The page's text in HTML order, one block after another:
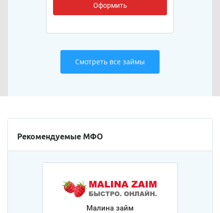
Оформить
Смотреть все займы
Рекомендуемые МФО
Малина займ